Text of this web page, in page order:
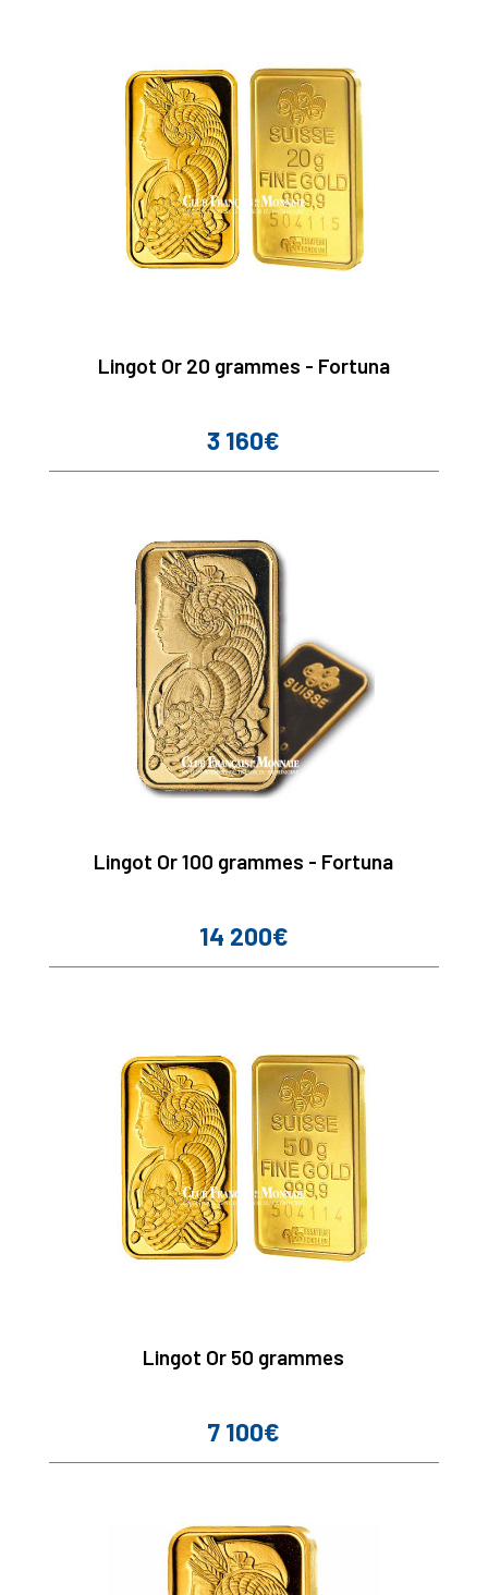
Lingot Or 20 grammes - Fortuna
Prix
3 160€
Lingot Or 100 grammes - Fortuna
Prix
14 200€
Lingot Or 50 grammes
Prix
7 100€